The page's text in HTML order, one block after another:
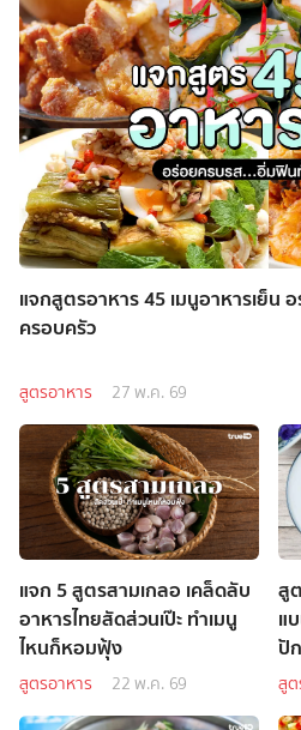
แจกสูตรอาหาร 45 เมนูอาหารเย็น
ครอบครัว
สูตรอาหาร 27 พ.ค. 69
แจก 5 สูตรสามเกลอ เคล็ดลับ
อาหารไทยสัดส่วนเป๊ะ ทำเมนู
ไหนก็หอมฟุ้ง
สูตรอาหาร 22 พ.ค. 69
สู
แ
ปั
สูต